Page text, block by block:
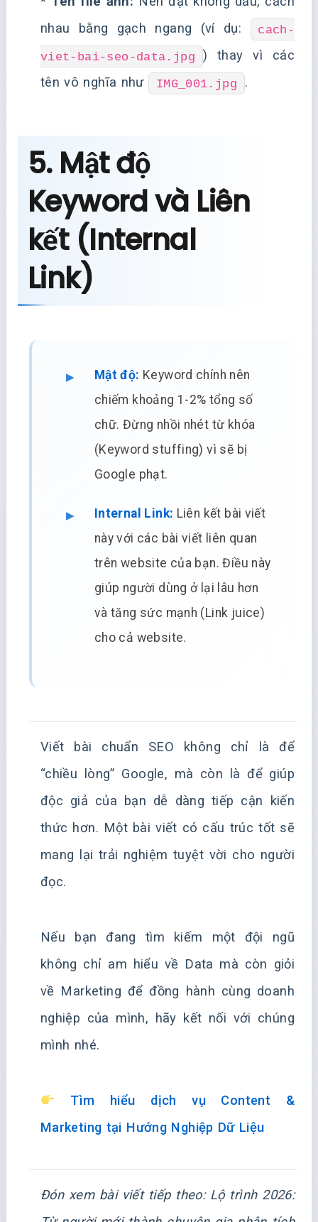
nhau bằng gạch ngang (ví dụ:
cach-
viet-bai-seo-data.jpg ) thay vì các
tên vô nghĩa như
IMG_001.jpg .
5. Mật độ
Keyword và Liên
kết (Internal
Link)
Mật độ: Keyword chính nên
chiếm khoảng 1-2% tổng số
chữ. Đừng nhồi nhét từ khóa
(Keyword stuffing) vì sẽ bị
Google phạt.
Internal Link: Liên kết bài viết
này với các bài viết liên quan
trên website của bạn. Điều này
giúp người dùng ở lại lâu hơn
và tăng sức mạnh (Link juice)
cho cả website.
Viết bài chuẩn SEO không chỉ là để
“chiều lòng” Google, mà còn là để giúp
độc giả của bạn dễ dàng tiếp cận kiến
thức hơn. Một bài viết có cấu trúc tốt sẽ
mang lại trải nghiệm tuyệt vời cho người
đọc.
Nếu bạn đang tìm kiếm một đội ngũ
không chỉ am hiểu về Data mà còn giỏi
về Marketing để đồng hành cùng doanh
nghiệp của mình, hãy kết nối với chúng
mình nhé.
Tìm hiểu dịch vụ Content &
Marketing tại Hướng Nghiệp Dữ Liệu
Đón xem bài viết tiếp theo: Lộ trình 2026: